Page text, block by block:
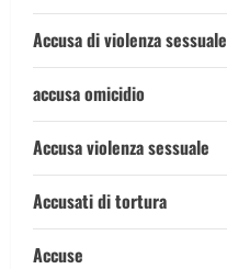
Accusa di violenza sessuale
accusa omicidio
Accusa violenza sessuale
Accusati di tortura
Accuse